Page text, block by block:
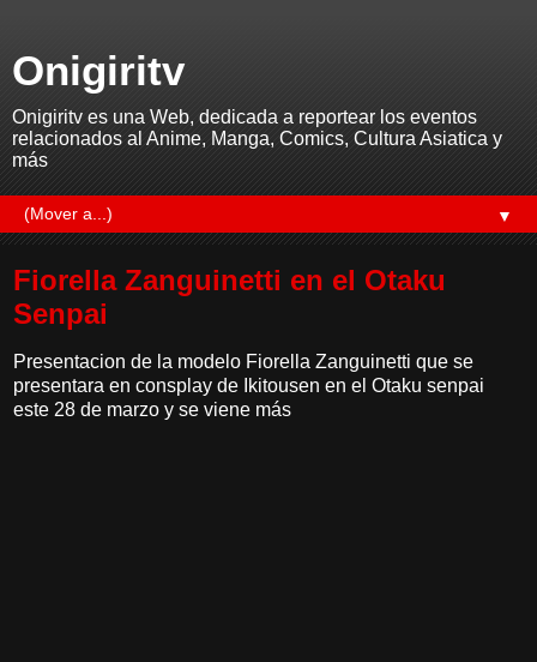
Onigiritv
Onigiritv es una Web, dedicada a reportear los eventos
relacionados al Anime, Manga, Comics, Cultura Asiatica y
más
▼
Fiorella Zanguinetti en el Otaku
Senpai
Presentacion de la modelo Fiorella Zanguinetti que se
presentara en consplay de Ikitousen en el Otaku senpai
este 28 de marzo y se viene más